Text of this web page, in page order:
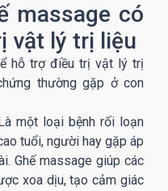
massage có
vật lý trị liệu
hỗ trợ điều trị vật lý trị
thường gặp ở con
một loại bệnh rối loạn
tuổi, người hay gặp áp
Ghế massage giúp các
xoa dịu, tạo cảm giác